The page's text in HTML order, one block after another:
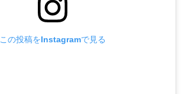
この投稿をInstagramで見る